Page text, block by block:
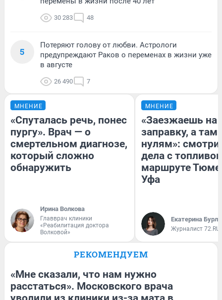
30 283 48
5
Потеряют голову от любви. Астрологи
предупреждают Раков о переменах в жизни уже
в августе
26 490 7
МНЕНИЕ
«Спуталась речь, понес
пургу». Врач — о
смертельном диагнозе,
который сложно
обнаружить
Ирина Волкова
Главврач клиники
«Реабилитация доктора
Волковой»
МНЕНИЕ
«Заезжаешь на
заправку, а там
нулям»:
дела с
маршруте
Уфа
Екатерина
Журналист 72.RU
РЕКОМЕНДУЕМ
«Мне сказали, что нам нужно
расстаться». Московского врача